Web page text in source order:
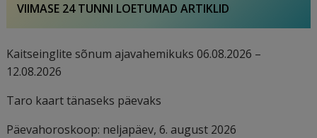
VIIMASE 24 TUNNI LOETUMAD ARTIKLID
Kaitseinglite sõnum ajavahemikuks 06.08.2026 –
12.08.2026
Taro kaart tänaseks päevaks
Päevahoroskoop: neljapäev, 6. august 2026